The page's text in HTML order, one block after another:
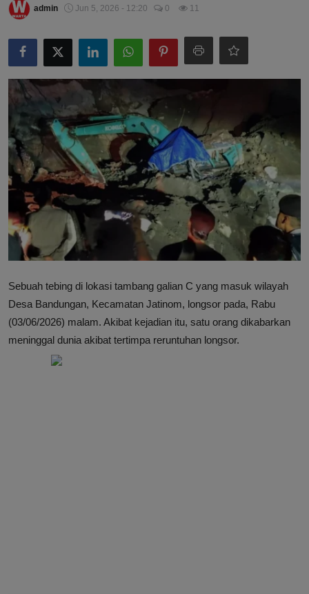
admin Jun 5, 2026 - 12:20 0 11
Sebuah tebing di lokasi tambang galian C yang masuk wilayah
Desa Bandungan, Kecamatan Jatinom, longsor pada, Rabu
(03/06/2026) malam. Akibat kejadian itu, satu orang dikabarkan
meninggal dunia akibat tertimpa reruntuhan longsor.